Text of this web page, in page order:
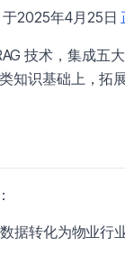
2025年4月25日
技术，集成五
知识基础上，拓
据转化为物业行